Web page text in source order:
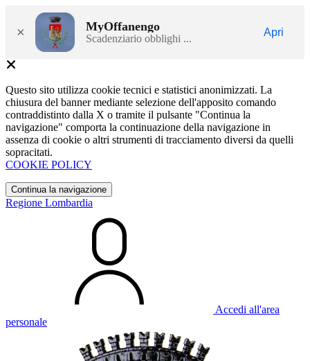
× MyOffanengo
Scadenziario obblighi ...
Apri
Questo sito utilizza cookie tecnici e statistici anonimizzati. La
chiusura del banner mediante selezione dell'apposito comando
contraddistinto dalla X o tramite il pulsante "Continua la
navigazione" comporta la continuazione della navigazione in
assenza di cookie o altri strumenti di tracciamento diversi da quelli
sopracitati.
COOKIE POLICY
Continua la navigazione
Regione Lombardia
Accedi all'area
personale